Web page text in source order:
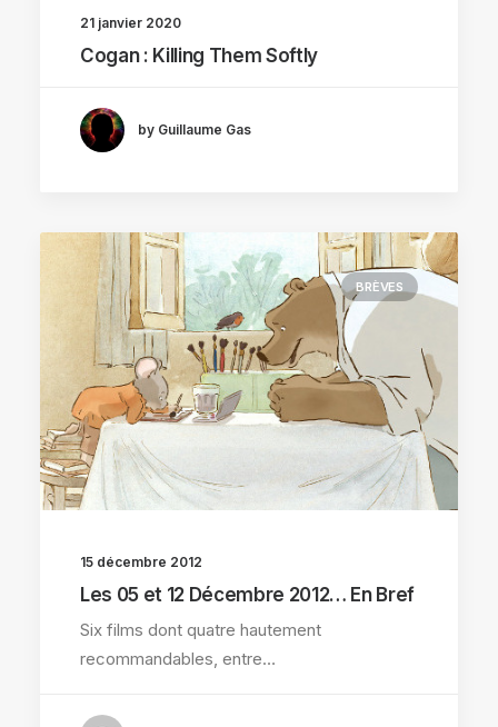
21 janvier 2020
Cogan : Killing Them Softly
by Guillaume Gas
BRÈVES
15 décembre 2012
Les 05 et 12 Décembre 2012… En Bref
Six films dont quatre hautement
recommandables, entre…